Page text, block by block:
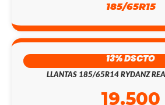
185/65R15
13% DSCTO
LLANTAS 185/65R14 RYDANZ
19.500